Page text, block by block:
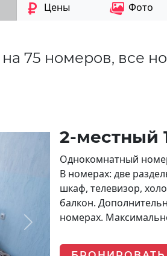
Цены Фото
75 номеров, все
Next
2-местный
Однокомнатный
В номерах: две
шкаф, телевизор,
балкон.
номерах.